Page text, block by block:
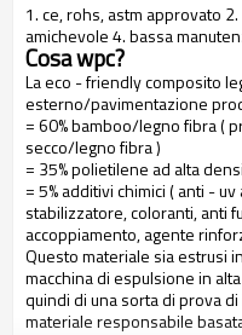
1. ce, rohs, astm approvato
amichevole 4. bassa
Cosa wpc?
La eco - friendly composito
esterno/pavimentazione
= 60% bamboo/legno fibra (
secco/legno fibra )
= 35% polietilene ad alta
= 5% additivi chimici ( anti -
stabilizzatore, coloranti, anti
accoppiamento, agente
Questo materiale sia estrusi
macchina di espulsione in
quindi di una sorta di prova
materiale responsabile